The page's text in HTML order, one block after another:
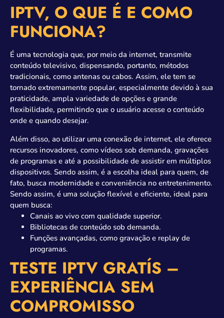
IPTV, O QUE É E COMO
FUNCIONA?
É uma tecnologia que, por meio da internet, transmite
conteúdo televisivo, dispensando, portanto, métodos
tradicionais, como antenas ou cabos. Assim, ele tem se
tornado extremamente popular, especialmente devido à sua
praticidade, ampla variedade de opções e grande
flexibilidade, permitindo que o usuário acesse o conteúdo
onde e quando desejar.
Além disso, ao utilizar uma conexão de internet, ele oferece
recursos inovadores, como vídeos sob demanda, gravações
de programas e até a possibilidade de assistir em múltiplos
dispositivos. Sendo assim, é a escolha ideal para quem, de
fato, busca modernidade e conveniência no entretenimento.
Sendo assim, é uma solução flexível e eficiente, ideal para
quem busca:
Canais ao vivo com qualidade superior.
Bibliotecas de conteúdo sob demanda.
Funções avançadas, como gravação e replay de
programas.
TESTE IPTV GRATÍS –
EXPERIÊNCIA SEM
COMPROMISSO